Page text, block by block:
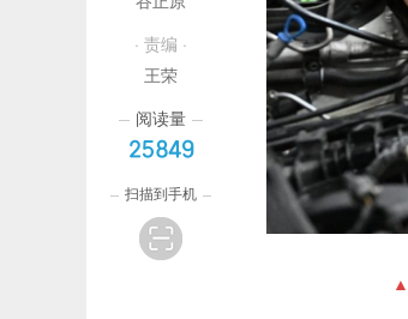
· 责编 ·
王荣
阅读量
25849
扫描到手机